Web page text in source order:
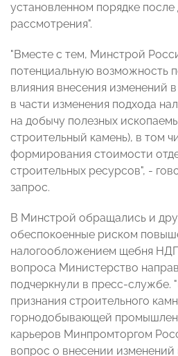
установленном порядке после
рассмотрения".
"Вместе с тем, Минстрой
потенциальную возможность
влияния внесения изменений
в части изменения подхода
на добычу полезных
строительный камень), в том
формирования стоимости
строительных ресурсов", -
запрос.
В Минстрой обращались и
обеспокоенные риском
налогообложением щебня
вопроса Министерство
подчеркнули в пресс-службе.
признания строительного
горнодобывающей
карьеров Минпромторгом
вопрос о внесении изменений